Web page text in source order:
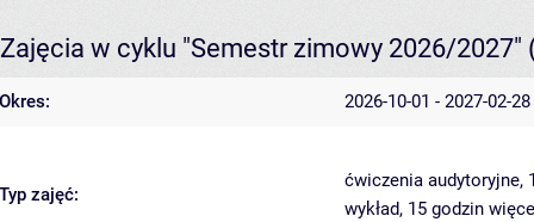
Zajęcia w cyklu "Semestr zimowy 2026/2027"
Okres: 2026-10-01 - 2027-02-28
Typ zajęć:
ćwiczenia audytoryjne,
wykład, 15 godzin